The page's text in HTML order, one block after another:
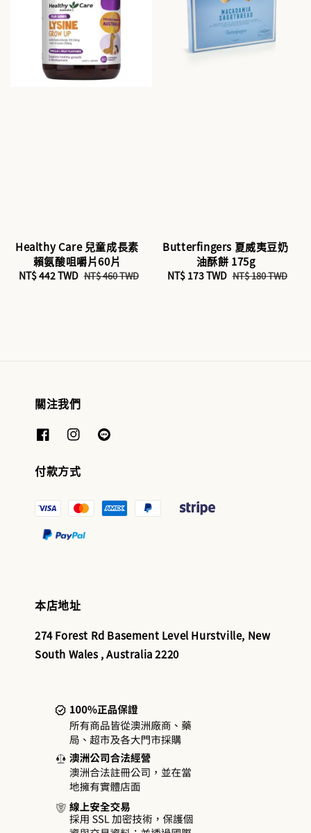
Healthy Care 兒童成長素
賴氨酸咀嚼片60片
Sale
NT$ 442 TWD Regular
NT$ 460 TWD
Butterfingers 夏威夷豆奶
油酥餅 175g
Sale
NT$ 173 TWD Regular
NT$ 180 TWD
關注我們
付款方式
本店地址
274 Forest Rd Basement Level Hurstville, New
South Wales , Australia 2220